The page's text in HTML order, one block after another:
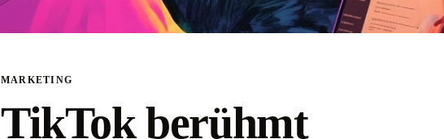
MARKETING
TikTok berühmt